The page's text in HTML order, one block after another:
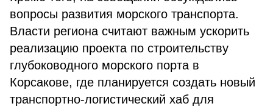
вопросы развития морского транспорта.
Власти региона считают важным ускорить
реализацию проекта по строительству
глубоководного морского порта в
Корсакове, где планируется создать новый
транспортно-логистический хаб для